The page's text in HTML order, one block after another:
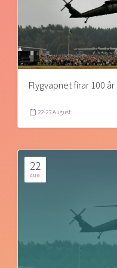
Flygvapnet firar 100
22-23 August
22
AUG